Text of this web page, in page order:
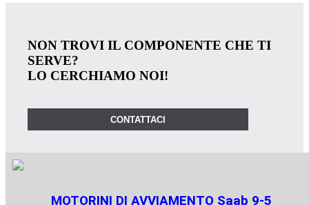
NON TROVI IL COMPONENTE CHE TI
SERVE?
LO CERCHIAMO NOI!
CONTATTACI
MOTORINI DI AVVIAMENTO Saab 9-5